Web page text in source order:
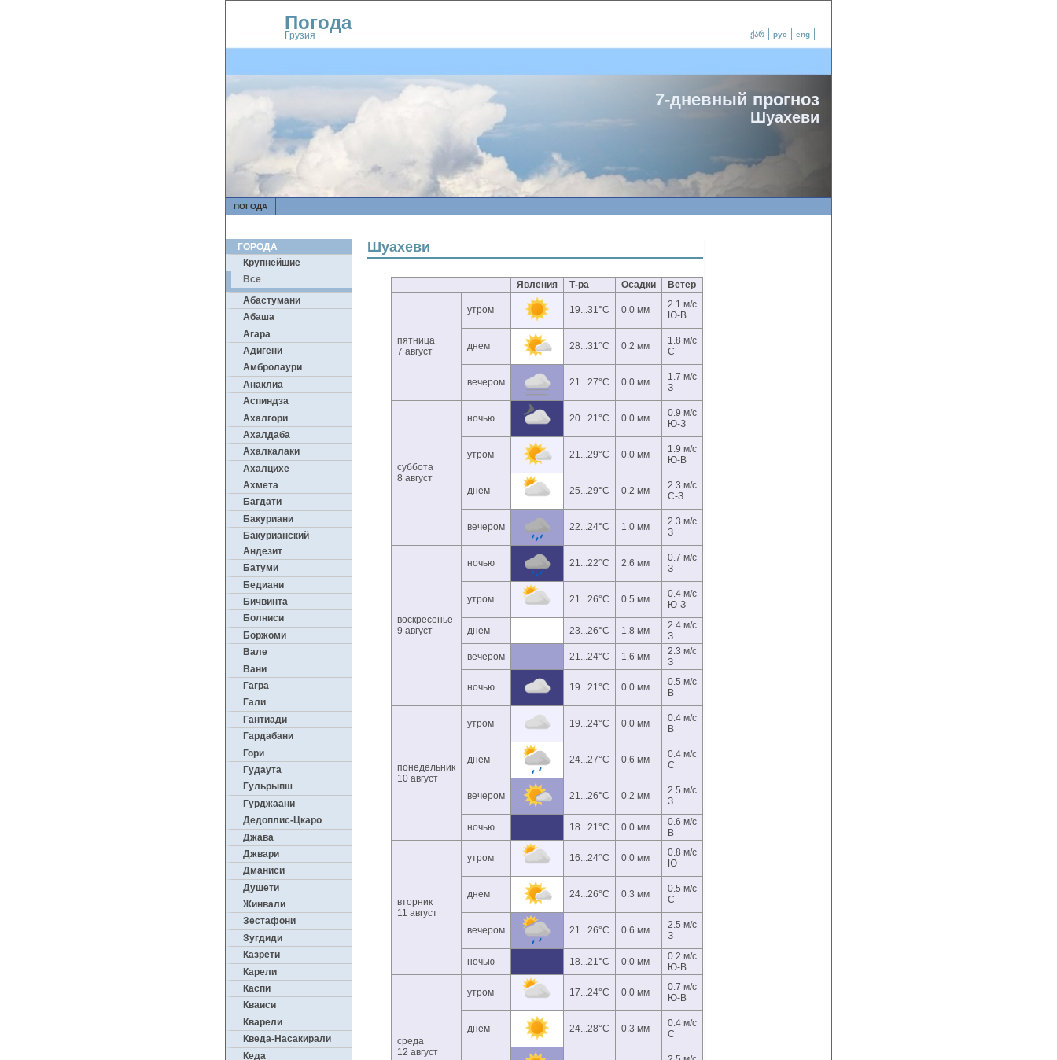
ქარ рус eng
Погода
Грузия
7-дневный прогноз
Шуахеви
ПОГОДА
ГОРОДА
Крупнейшие
Все
Абастумани
Абаша
Агара
Адигени
Амбролаури
Анаклиа
Аспиндза
Ахалгори
Ахалдаба
Ахалкалаки
Ахалцихе
Ахмета
Багдати
Бакуриани
Бакурианский
Андезит
Батуми
Бедиани
Бичвинта
Болниси
Боржоми
Вале
Вани
Гагра
Гали
Гантиади
Гардабани
Гори
Гудаута
Гульрыпш
Гурджаани
Дедоплис-Цкаро
Джава
Джвари
Дманиси
Душети
Жинвали
Зестафони
Зугдиди
Казрети
Карели
Каспи
Кваиси
Кварели
Кведа-Насакирали
Кеда
Шуахеви
Явления Т-ра Осадки Ветер
пятница
7 август
утром 19...31°C 0.0 мм
2.1 м/с
Ю-В
днем 28...31°C 0.2 мм
1.8 м/с
С
вечером 21...27°C 0.0 мм
1.7 м/с
З
суббота
8 август
ночью 20...21°C 0.0 мм
0.9 м/с
Ю-З
утром 21...29°C 0.0 мм
1.9 м/с
Ю-В
днем 25...29°C 0.2 мм
2.3 м/с
С-З
вечером 22...24°C 1.0 мм
2.3 м/с
З
воскресенье
9 август
ночью 21...22°C 2.6 мм
0.7 м/с
З
утром 21...26°C 0.5 мм
0.4 м/с
Ю-З
днем 23...26°C 1.8 мм
2.4 м/с
З
вечером
21...24°C 1.6 мм
2.3 м/с
З
ночью 19...21°C 0.0 мм
0.5 м/с
В
понедельник
10 август
утром 19...24°C 0.0 мм
0.4 м/с
В
днем 24...27°C 0.6 мм
0.4 м/с
С
вечером 21...26°C 0.2 мм
2.5 м/с
З
ночью 18...21°C 0.0 мм
0.6 м/с
В
вторник
11 август
утром 16...24°C 0.0 мм
0.8 м/с
Ю
днем 24...26°C 0.3 мм
0.5 м/с
С
вечером 21...26°C 0.6 мм
2.5 м/с
З
ночью 18...21°C 0.0 мм
0.2 м/с
Ю-В
среда
12 август
утром 17...24°C 0.0 мм
0.7 м/с
Ю-В
днем 24...28°C 0.3 мм
0.4 м/с
С